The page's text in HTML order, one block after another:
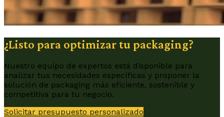
¿Listo para optimizar tu packaging?
Nuestro equipo de expertos está disponible para
analizar tus necesidades específicas y proponer la
solución de packaging más eficiente, sostenible y
competitiva para tu negocio.
Solicitar presupuesto personalizado